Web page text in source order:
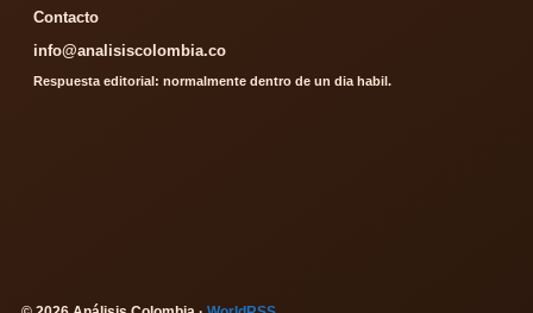
Contacto
info@analisiscolombia.co
Respuesta editorial: normalmente dentro de un dia habil.